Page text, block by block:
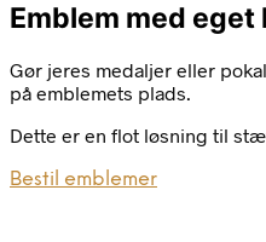
Emblem med eget
Gør jeres medaljer eller
på emblemets plads.
Dette er en flot løsning til
Bestil emblemer